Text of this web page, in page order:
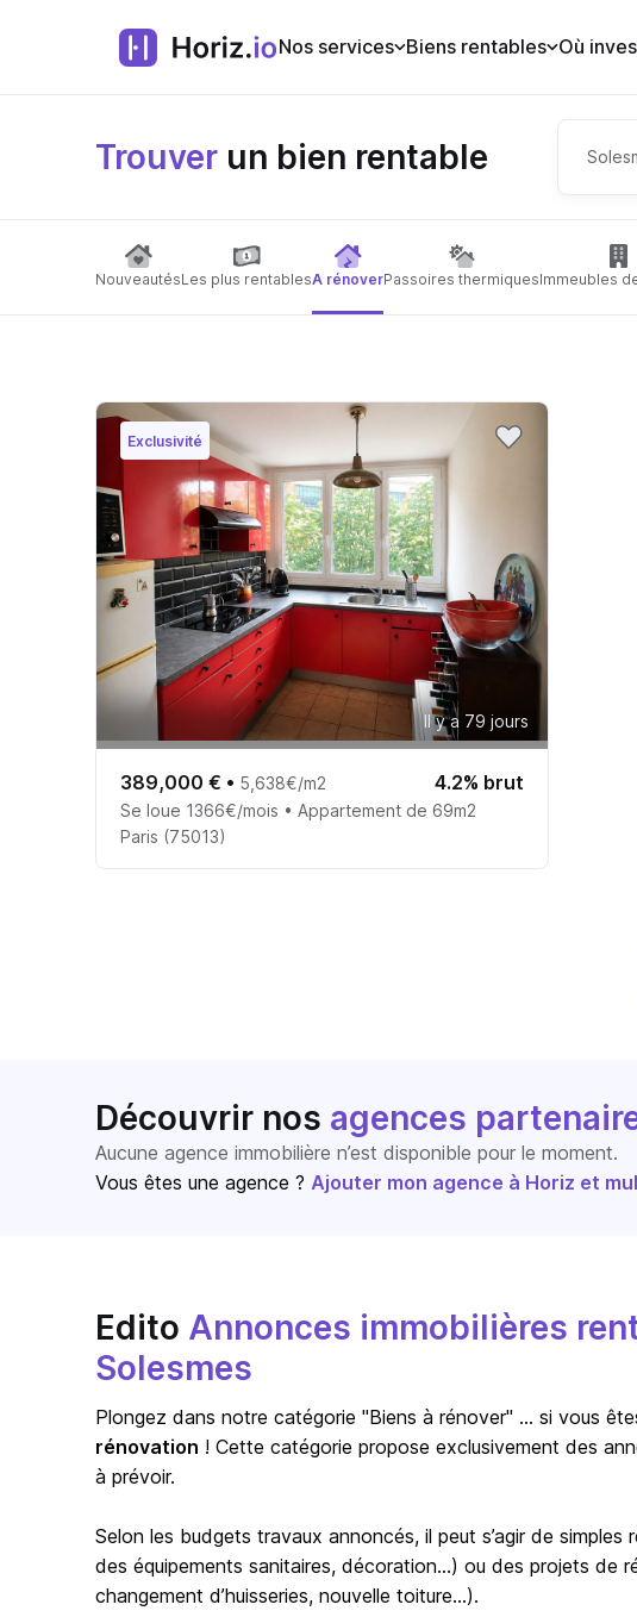
Nos services Biens rentables Où
Trouver un bien rentable
NouveautésLes plus rentablesA rénoverPassoires thermiquesImmeubles
Exclusivité
Il y a 79 jours
389,000 € • 5,638€/m2 4.2% brut
Se loue 1366€/mois • Appartement de 69m2
Paris (75013)
Découvrir nos agences
Aucune agence immobilière n’est disponible pour le moment.
Vous êtes une agence ? Ajouter mon agence à Horiz et
Edito Annonces immobilières
Solesmes
Plongez dans notre catégorie "Biens à rénover" … si vous
rénovation ! Cette catégorie propose exclusivement des
à prévoir.
Selon les budgets travaux annoncés, il peut s’agir de
des équipements sanitaires, décoration…) ou des projets de
changement d’huisseries, nouvelle toiture…).